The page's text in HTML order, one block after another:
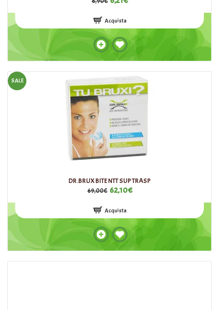
Acquista
SALE
DR.BRUX BITE NTT SUP TRASP
69,00€ 62,10€
Acquista